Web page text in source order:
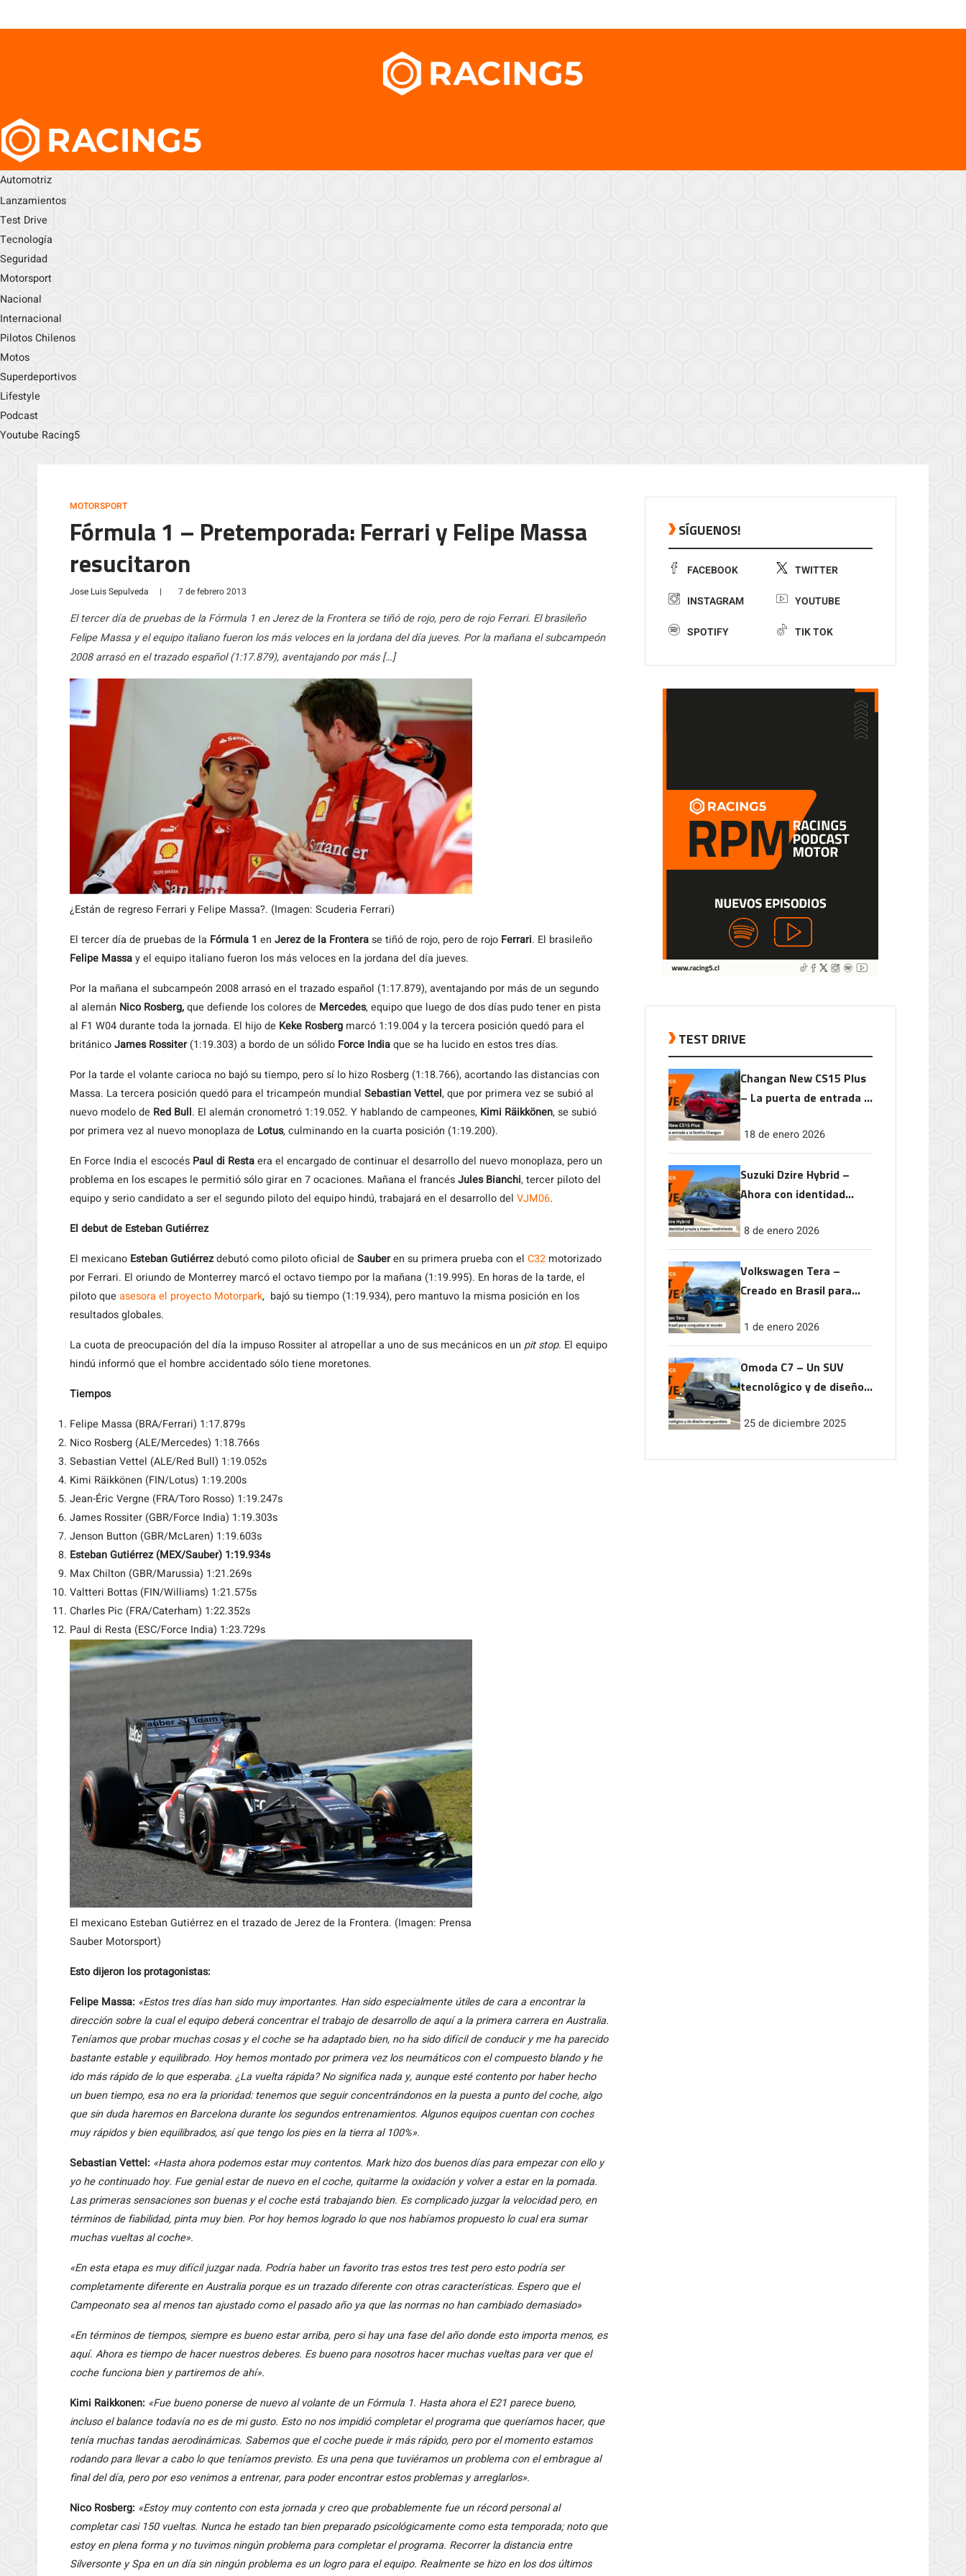
Automotriz
Lanzamientos
Test Drive
Tecnología
Seguridad
Motorsport
Nacional
Internacional
Pilotos Chilenos
Motos
Superdeportivos
Lifestyle
Podcast
Youtube Racing5
MOTORSPORT
Fórmula 1 – Pretemporada: Ferrari y Felipe Massa
resucitaron
Jose Luis Sepulveda | 7 de febrero 2013
El tercer día de pruebas de la Fórmula 1 en Jerez de la Frontera se tiñó de rojo, pero de rojo Ferrari. El brasileño
Felipe Massa y el equipo italiano fueron los más veloces en la jordana del día jueves. Por la mañana el subcampeón
2008 arrasó en el trazado español (1:17.879), aventajando por más […]
¿Están de regreso Ferrari y Felipe Massa?. (Imagen: Scuderia Ferrari)
El tercer día de pruebas de la Fórmula 1 en Jerez de la Fronterase tiñó de rojo, pero de rojo Ferrari. El brasileño
Felipe Massay el equipo italiano fueron los más veloces en la jordana del día jueves.
Por la mañana el subcampeón 2008 arrasó en el trazado español (1:17.879), aventajando por más de un segundo
al alemán Nico Rosberg,que defiende los colores de Mercedes, equipo que luego de dos días pudo tener en pista
al F1 W04 durante toda la jornada. El hijo de Keke Rosberg marcó 1:19.004 y la tercera posición quedó para el
británicoJames Rossiter(1:19.303) a bordo de un sólido Force Indiaque se ha lucido en estos tres días.
Por la tarde el volante carioca no bajó su tiempo, pero sí lo hizo Rosberg (1:18.766), acortando las distancias con
Massa. La tercera posición quedó para el tricampeón mundial Sebastian Vettel, que por primera vez se subió al
nuevo modelo de Red Bull. El alemán cronometró 1:19.052. Y hablando de campeones, Kimi Räikkönen, se subió
por primera vez al nuevo monoplaza de Lotus, culminando en la cuarta posición (1:19.200).
En Force India el escocés Paul di Restaera el encargado de continuar el desarrollo del nuevo monoplaza, pero un
problema en los escapes le permitió sólo girar en 7 ocaciones. Mañana el francésJules Bianchi, tercer piloto del
equipo y serio candidato a ser el segundo piloto del equipo hindú, trabajará en el desarrollo del VJM06.
El debut de Esteban Gutiérrez
El mexicano Esteban Gutiérrezdebutó como piloto oficial de Sauberen su primera prueba con el C32 motorizado
por Ferrari. El oriundo de Monterrey marcó el octavo tiempo por la mañana (1:19.995). En horas de la tarde, el
piloto que asesora el proyecto Motorpark, bajó su tiempo (1:19.934), pero mantuvo la misma posición en los
resultados globales.
La cuota de preocupación del día la impuso Rossiter al atropellar a uno de sus mecánicos en un pit stop. El equipo
hindú informó que el hombre accidentado sólo tiene moretones.
Tiempos
Felipe Massa (BRA/Ferrari) 1:17.879s
Nico Rosberg (ALE/Mercedes) 1:18.766s
Sebastian Vettel (ALE/Red Bull) 1:19.052s
Kimi Räikkönen (FIN/Lotus) 1:19.200s
Jean-Éric Vergne (FRA/Toro Rosso) 1:19.247s
James Rossiter (GBR/Force India) 1:19.303s
Jenson Button (GBR/McLaren) 1:19.603s
Esteban Gutiérrez (MEX/Sauber) 1:19.934s
Max Chilton (GBR/Marussia) 1:21.269s
Valtteri Bottas (FIN/Williams) 1:21.575s
Charles Pic (FRA/Caterham) 1:22.352s
Paul di Resta (ESC/Force India) 1:23.729s
El mexicano Esteban Gutiérrez en el trazado de Jerez de la Frontera. (Imagen: Prensa
Sauber Motorsport)
Esto dijeron los protagonistas:
Felipe Massa: «Estos tres días han sido muy importantes. Han sido especialmente útiles de cara a encontrar la
dirección sobre la cual el equipo deberá concentrar el trabajo de desarrollo de aquí a la primera carrera en Australia.
Teníamos que probar muchas cosas y el coche se ha adaptado bien, no ha sido difícil de conducir y me ha parecido
bastante estable y equilibrado. Hoy hemos montado por primera vez los neumáticos con el compuesto blando y he
ido más rápido de lo que esperaba. ¿La vuelta rápida? No significa nada y, aunque esté contento por haber hecho
un buen tiempo, esa no era la prioridad: tenemos que seguir concentrándonos en la puesta a punto del coche, algo
que sin duda haremos en Barcelona durante los segundos entrenamientos. Algunos equipos cuentan con coches
muy rápidos y bien equilibrados, así que tengo los pies en la tierra al 100%».
Sebastian Vettel: «Hasta ahora podemos estar muy contentos. Mark hizo dos buenos días para empezar con ello y
yo he continuado hoy. Fue genial estar de nuevo en el coche, quitarme la oxidación y volver a estar en la pomada.
Las primeras sensaciones son buenas y el coche está trabajando bien. Es complicado juzgar la velocidad pero, en
términos de fiabilidad, pinta muy bien. Por hoy hemos logrado lo que nos habíamos propuesto lo cual era sumar
muchas vueltas al coche».
«En esta etapa es muy difícil juzgar nada. Podría haber un favorito tras estos tres test pero esto podría ser
completamente diferente en Australia porque es un trazado diferente con otras características. Espero que el
Campeonato sea al menos tan ajustado como el pasado año ya que las normas no han cambiado demasiado»
«En términos de tiempos, siempre es bueno estar arriba, pero si hay una fase del año donde esto importa menos, es
aquí. Ahora es tiempo de hacer nuestros deberes. Es bueno para nosotros hacer muchas vueltas para ver que el
coche funciona bien y partiremos de ahí».
Kimi Raikkonen: «Fue bueno ponerse de nuevo al volante de un Fórmula 1. Hasta ahora el E21 parece bueno,
incluso el balance todavía no es de mi gusto. Esto no nos impidió completar el programa que queríamos hacer, que
tenía muchas tandas aerodinámicas. Sabemos que el coche puede ir más rápido, pero por el momento estamos
rodando para llevar a cabo lo que teníamos previsto. Es una pena que tuviéramos un problema con el embrague al
final del día, pero por eso venimos a entrenar, para poder encontrar estos problemas y arreglarlos».
Nico Rosberg: «Estoy muy contento con esta jornada y creo que probablemente fue un récord personal al
completar casi 150 vueltas. Nunca he estado tan bien preparado psicológicamente como esta temporada; noto que
estoy en plena forma y no tuvimos ningún problema para completar el programa. Recorrer la distancia entre
Silversonte y Spa en un día sin ningún problema es un logro para el equipo. Realmente se hizo en los dos últimos
SÍGUENOS!
FACEBOOK TWITTER
INSTAGRAM YOUTUBE
SPOTIFY TIK TOK
TEST DRIVE
Changan New CS15 Plus
– La puerta de entrada a
18 de enero 2026
Suzuki Dzire Hybrid –
Ahora con identidad
rendimiento
8 de enero 2026
Volkswagen Tera –
Creado en Brasil para
1 de enero 2026
Omoda C7 – Un SUV
tecnológico y de diseño
25 de diciembre 2025